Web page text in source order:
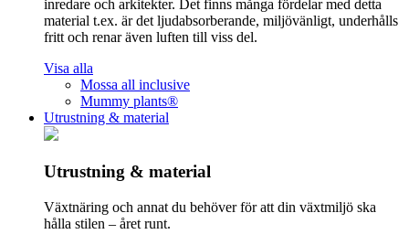
inredare och arkitekter. Det finns många fördelar med detta
material t.ex. är det ljudabsorberande, miljövänligt, underhålls
fritt och renar även luften till viss del.
Visa alla
Mossa all inclusive
Mummy plants®
Utrustning & material
Utrustning & material
Växtnäring och annat du behöver för att din växtmiljö ska
hålla stilen – året runt.